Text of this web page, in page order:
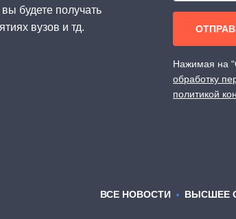
будете получать
вузов и тд.
Нажимая на
обработку
политикой
ВСЕ НОВОСТИ ВЫСШЕЕ